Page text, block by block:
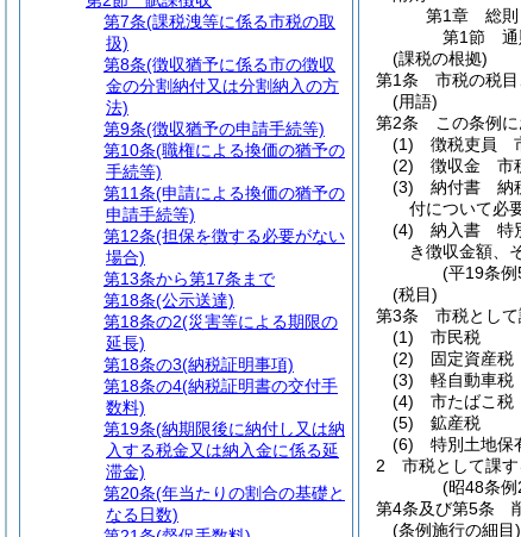
第1章
総則
第1節
通
(課税の根拠)
第1条
市税の税
(用語)
第2条
この条例に
(1)
徴税吏員
(2)
徴収金 市
(3)
納付書 納
付について必
(4)
納入書 特
き徴収金額、
(平19条
(税目)
第3条
市税とし
(1)
市民税
(2)
固定資産税
(3)
軽自動車税
(4)
市たばこ税
(5)
鉱産税
(6)
特別土地保
2
市税として課す
(昭48条
第4条及び第5条
(条例施行の細目)
第7条(課税洩等に係る市税の取
扱)
第8条(徴収猶予に係る市の徴収
金の分割納付又は分割納入の方
法)
第9条(徴収猶予の申請手続等)
第10条(職権による換価の猶予の
手続等)
第11条(申請による換価の猶予の
申請手続等)
第12条(担保を徴する必要がない
場合)
第13条から第17条まで
第18条(公示送達)
第18条の2(災害等による期限の
延長)
第18条の3(納税証明事項)
第18条の4(納税証明書の交付手
数料)
第19条(納期限後に納付し又は納
入する税金又は納入金に係る延
滞金)
第20条(年当たりの割合の基礎と
なる日数)